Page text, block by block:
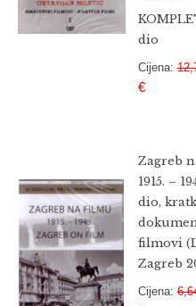
dio
Cijena:
€
Zagreb
1915. –
dio,
filmovi
Zagreb
Cijena: